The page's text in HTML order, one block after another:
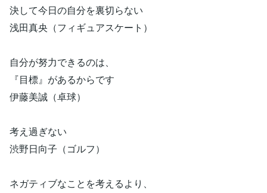
決して今日の自分を裏切らない
浅田真央（フィギュアスケート）
自分が努力できるのは、
『目標』があるからです
伊藤美誠（卓球）
考え過ぎない
渋野日向子（ゴルフ）
ネガティブなことを考えるより、